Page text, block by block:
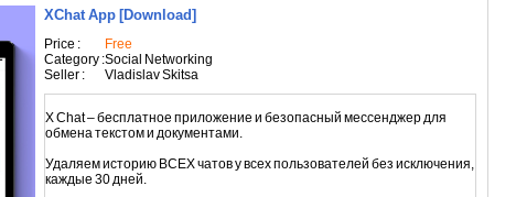
XChat App [Download]
Price :
Free
Category :Social Networking
Seller :
Vladislav Skitsa
X Chat – бесплатное приложение и безопасный мессенджер для
обмена текстом и документами.
Удаляем историю ВСЕХ чатов у всех пользователей без исключения,
каждые 30 дней.